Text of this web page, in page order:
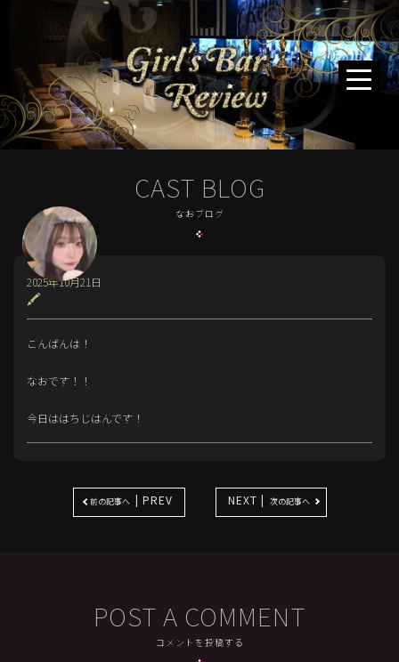
CAST BLOG
なおブログ
🖍
2025年10月21日
こんばんは！
なおです！！
今日ははちじはんです！
前の記事へ | PREV NEXT | 次の記事へ
POST A COMMENT
コメントを投稿する